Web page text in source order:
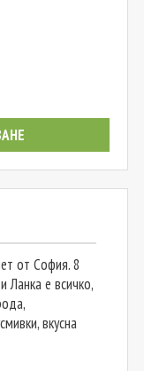
от София. 8
Ланка е всичко,
вкусна